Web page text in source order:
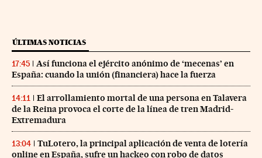
ÚLTIMAS NOTICIAS
17:45
Así funciona el ejército anónimo de ‘mecenas’ en
España: cuando la unión (financiera) hace la fuerza
14:11
El arrollamiento mortal de una persona en Talavera
de la Reina provoca el corte de la línea de tren Madrid-
Extremadura
13:04
TuLotero, la principal aplicación de venta de lotería
online en España, sufre un hackeo con robo de datos